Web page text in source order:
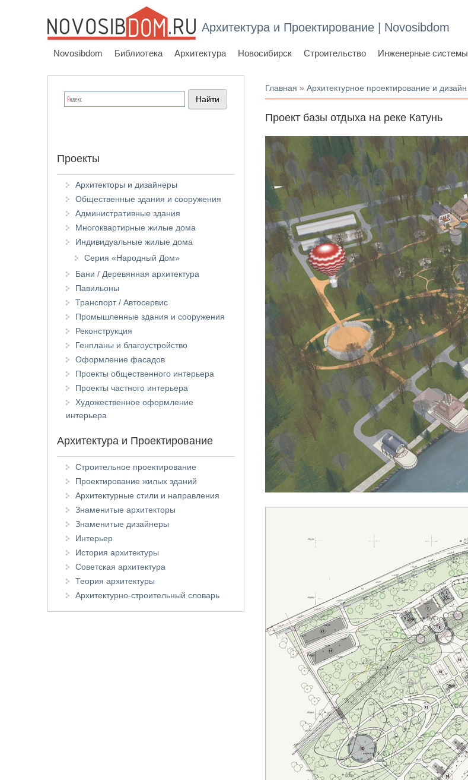
Архитектура и Проектирование | Novosibdom
Novosibdom Библиотека Архитектура Новосибирск Строительство Инженерные системы
Вы здесь
Главная »Архитектурное проектирование и дизайн
Проект базы отдыха на реке Катунь
Проекты
Архитекторы и дизайнеры
Общественные здания и сооружения
Административные здания
Многоквартирные жилые дома
Индивидуальные жилые дома
Серия «Народный Дом»
Бани / Деревянная архитектура
Павильоны
Транспорт / Автосервис
Промышленные здания и сооружения
Реконструкция
Генпланы и благоустройство
Оформление фасадов
Проекты общественного интерьера
Проекты частного интерьера
Художественное оформление
интерьера
Архитектура и Проектирование
Строительное проектирование
Проектирование жилых зданий
Архитектурные стили и направления
Знаменитые архитекторы
Знаменитые дизайнеры
Интерьер
История архитектуры
Советская архитектура
Теория архитектуры
Архитектурно-строительный словарь